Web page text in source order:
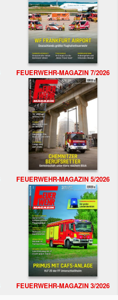
FEUERWEHR-MAGAZIN 7/2026
FEUERWEHR-MAGAZIN 5/2026
FEUERWEHR-MAGAZIN 3/2026